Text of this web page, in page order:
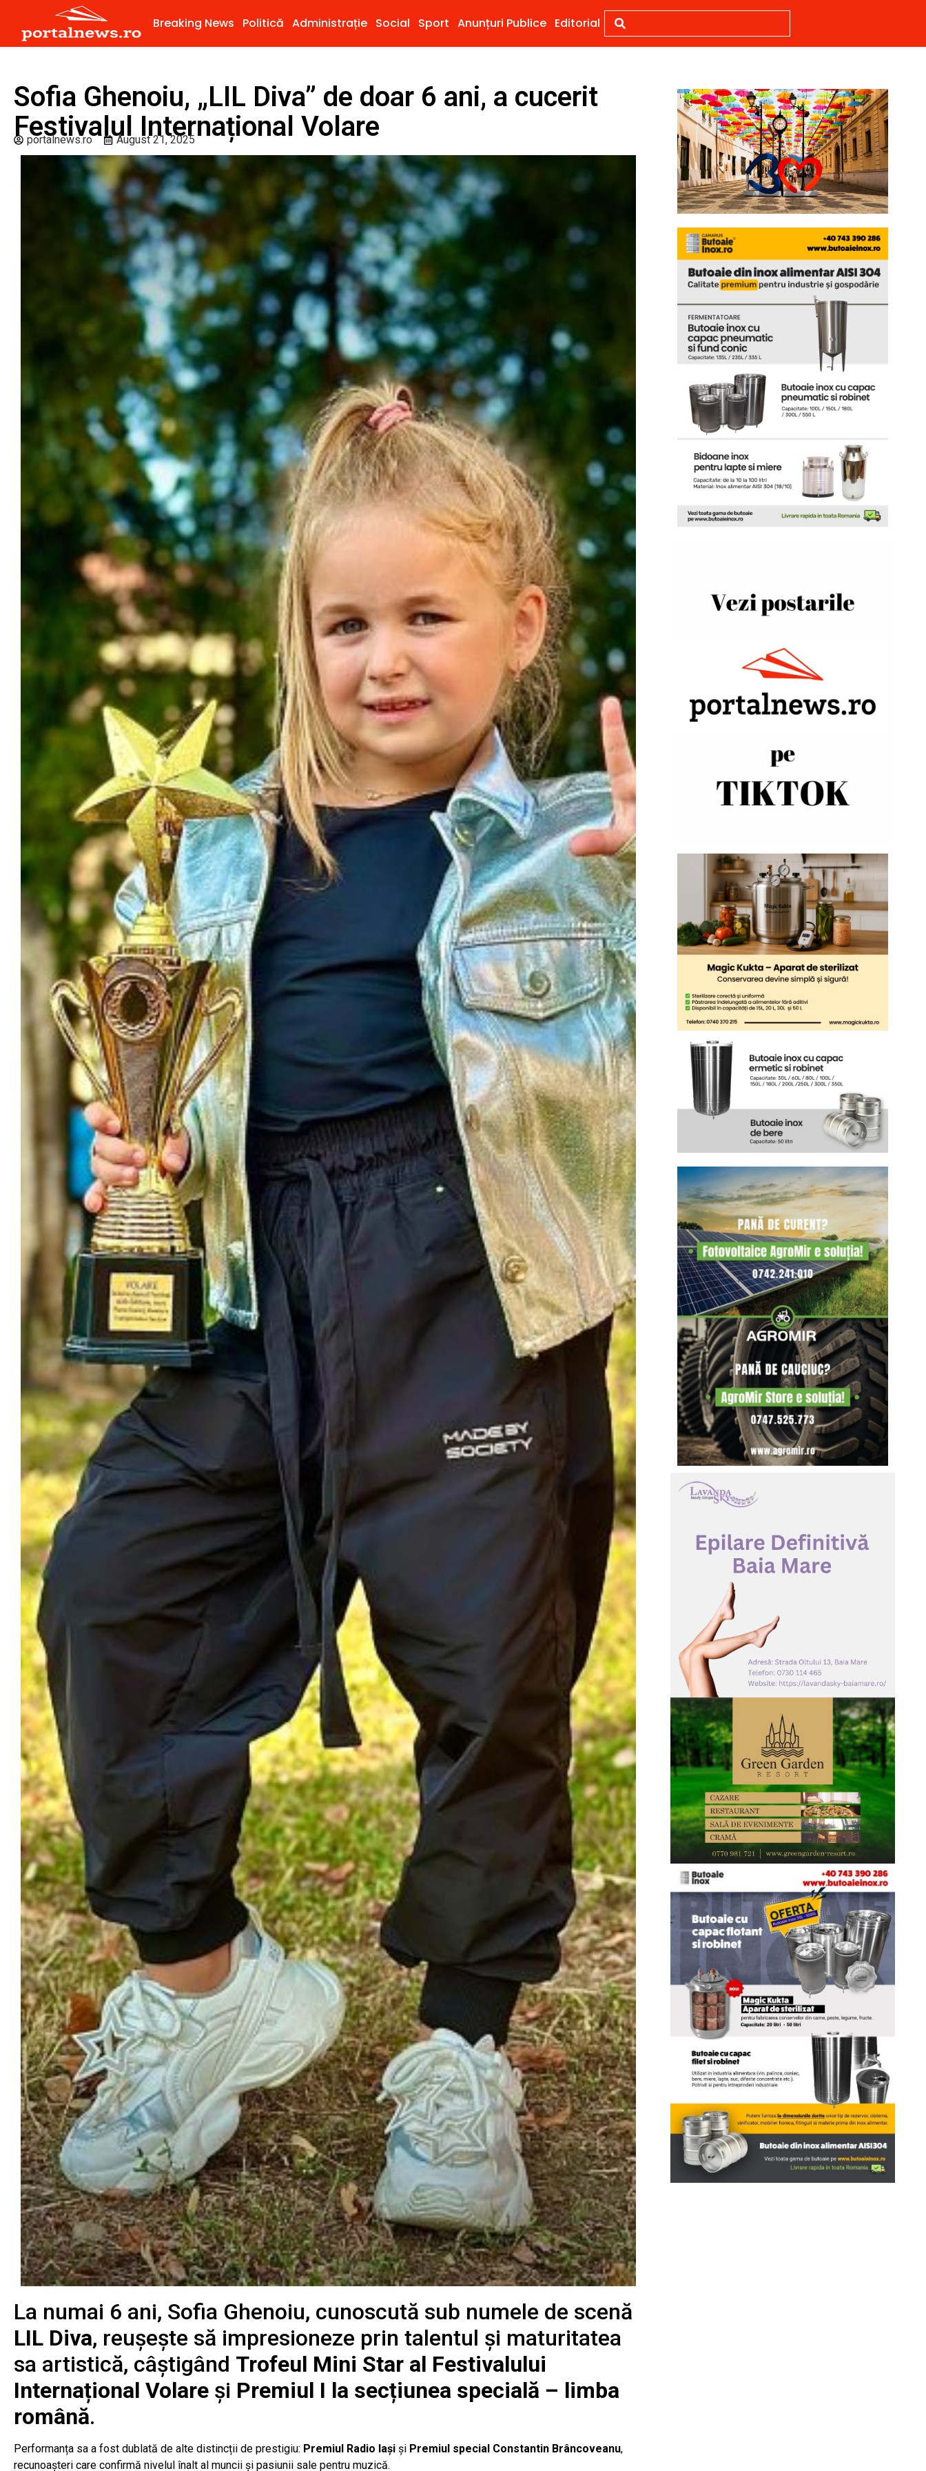
Breaking News Politică Administrație Social Sport Anunțuri Publice Editorial
Sofia Ghenoiu, „LIL Diva” de doar 6 ani, a cucerit
Festivalul Internațional Volare
portalnews.ro August 21, 2025
La numai 6 ani, Sofia Ghenoiu, cunoscută sub numele de scenă
LIL Diva, reușește să impresioneze prin talentul și maturitatea
sa artistică, câștigând Trofeul Mini Star al Festivalului
Internațional Volare și Premiul I la secțiunea specială – limba
română.
Performanța sa a fost dublată de alte distincții de prestigiu: Premiul Radio Iași și Premiul special Constantin Brâncoveanu,
recunoașteri care confirmă nivelul înalt al muncii și pasiunii sale pentru muzică.